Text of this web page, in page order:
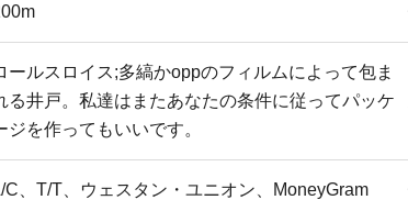
ールスロイス;多縞かoppのフィルムによって包ま
る井戸。私達はまたあなたの条件に従ってパッケ
ジを作ってもいいです。
C、T/T、ウェスタン・ユニオン、MoneyGram